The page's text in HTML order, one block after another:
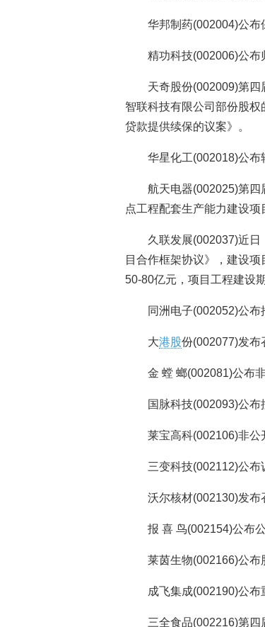
华邦制药(002004)公布
精功科技(002006)公布
天奇股份(002009)第
智联科技有限公司部份股
贷款提供续保的议案》。
华星化工(002018)公布
航天电器(002025)第
点工程配套生产能力建设项
久联发展(002037)近
目合作框架协议》，建设
50-80亿元，项目工程建设期
同洲电子(002052)公布
大港股份(002077)发布
金 螳 螂(002081)公布
国脉科技(002093)公布
莱宝高科(002106)非公
三变科技(002112)公布
沃尔核材(002130)发布
报 喜 鸟(002154)公布
莱茵生物(002166)公布
成飞集成(002190)公布
三全食品(002216)第